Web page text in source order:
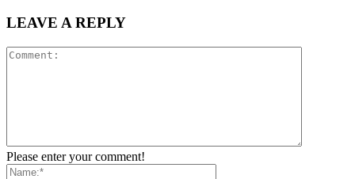
LEAVE A REPLY
Please enter your comment!